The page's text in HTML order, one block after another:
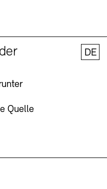
Quelle
DE